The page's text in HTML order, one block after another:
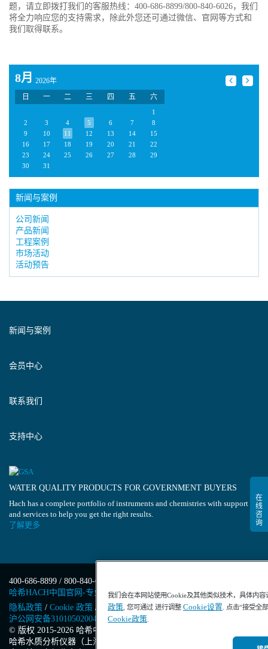
题，请立即拨打我们的客服热线：400-686-8899/800-840-6026，我们
将全力响应您的支持需求，除此外您还可通过微信、官网等方式和
我们取得联系。
8月
2026年
日
一 二 三 四 五 六
1
2
3 4 5 6 7
8
9
10 11 12 13 14
15
16
17 18 19 20 21
22
23
24 25 26 27 28
29
30
31
新闻与案例
公司新闻
产品新闻
工程案例
市场活动
活动预告
新闻与案例
会员中心
联系我们
支持中心
WATER QUALITY PRODUCTS FOR GOVERNMENT BUYERS
Hach has a complete portfolio of instruments and chemistries with support
and services to help you get the right results.
了解更多
400-686-8899 / 800-840-6026
哈希HACH中国官网-专业水质分析仪器
隐私政策 / Cookie 政策 / Cookie 设置/沪ICP备13034148号-4/
沪公网安备31010502004971号/沪(浦)应急管危经许[2023]201871
© 版权 2015-2026 哈希中国版权所有
哈希水质分析仪器（上海）有限公司
我们会在本网站使用Cookie及其他类似技术，具体内
政策, 您可通过 进行调整 Cookie设置. 点击“接受全
Cookie政策.